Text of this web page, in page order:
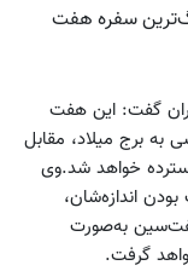
فروردین ماه سال 90 از بزرگ‌ترین سفره هفت
گفت: این هفت
به برج میلاد، مقابل
500 متر مربع گسترده خواهد شد.وی
اندازه‌شان،
به‌صورت
گرفت.